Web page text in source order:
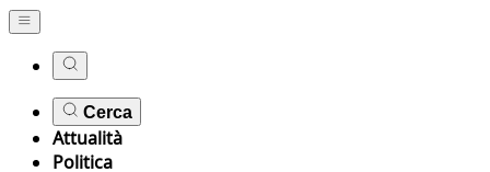
Cerca
Attualità
Politica